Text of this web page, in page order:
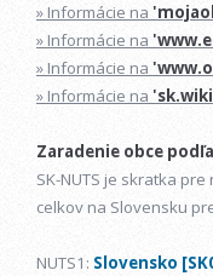
» Informácie na
» Informácie na
» Informácie na
» Informácie na
Zaradenie obce
SK-NUTS je skratka
celkov na Slovensku
NUTS1: Slovensko